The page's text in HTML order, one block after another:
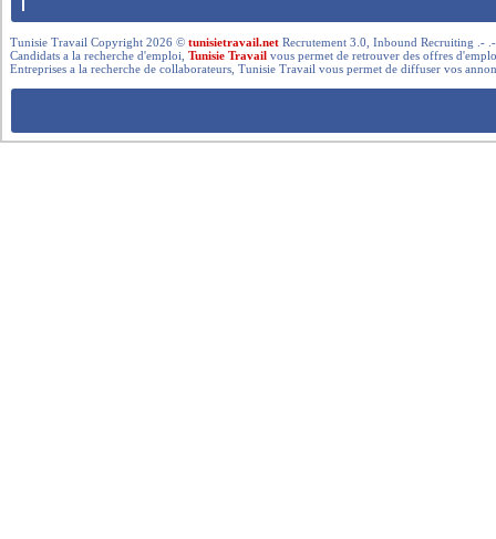
Tunisie Travail Copyright 2026 ©tunisietravail.net Recrutement 3.0, Inbound Recruiting .-
Candidats a la recherche d'emploi,Tunisie Travail vous permet de retrouver des offres
Entreprises a la recherche de collaborateurs, Tunisie Travail vous permet de diffuser vos